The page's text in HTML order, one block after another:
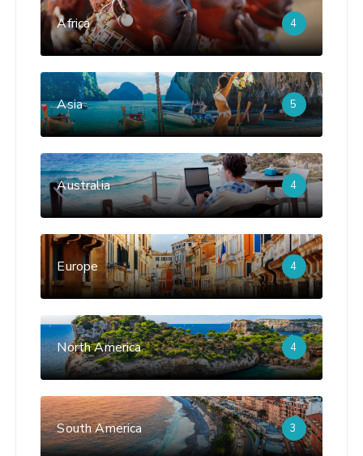
Africa 4
Asia 5
Australia 4
Europe 4
North America 4
South America 3